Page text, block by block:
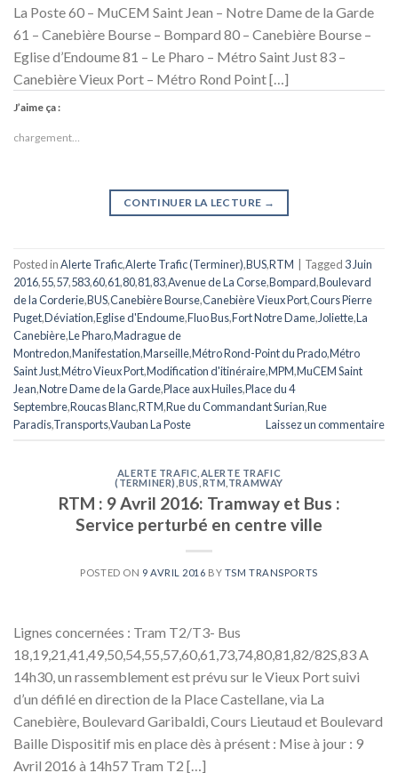
La Poste 60 – MuCEM Saint Jean – Notre Dame de la Garde
61 – Canebière Bourse – Bompard 80 – Canebière Bourse –
Eglise d’Endoume 81 – Le Pharo – Métro Saint Just 83 –
Canebière Vieux Port – Métro Rond Point […]
J’aime ça :
chargement…
CONTINUER LA LECTURE →
Posted inAlerte Trafic,Alerte Trafic (Terminer),BUS,RTM Tagged 3 Juin
2016,55,57,583,60,61,80,81,83,Avenue de La Corse,Bompard,Boulevard
de la Corderie,BUS,Canebière Bourse,Canebière Vieux Port,Cours Pierre
Puget,Déviation,Eglise d'Endoume,Fluo Bus,Fort Notre Dame,Joliette,La
Canebière,Le Pharo,Madrague de
Montredon,Manifestation,Marseille,Métro Rond-Point du Prado,Métro
Saint Just,Métro Vieux Port,Modification d'itinéraire,MPM,MuCEM Saint
Jean,Notre Dame de la Garde,Place aux Huiles,Place du 4
Septembre,Roucas Blanc,RTM,Rue du Commandant Surian,Rue
Paradis,Transports,Vauban La Poste Laissez un commentaire
ALERTE TRAFIC ALERTE TRAFIC
(TERMINER) ,BUS RTM TRAMWAY
RTM : 9 Avril 2016: Tramway et Bus :
Service perturbé en centre ville
POSTED ON 9 AVRIL 2016 BY TSM TRANSPORTS
Lignes concernées : Tram T2/T3- Bus
18,19,21,41,49,50,54,55,57,60,61,73,74,80,81,82/82S,83 A
14h30, un rassemblement est prévu sur le Vieux Port suivi
d’un défilé en direction de la Place Castellane, via La
Canebière, Boulevard Garibaldi, Cours Lieutaud et Boulevard
Baille Dispositif mis en place dès à présent : Mise à jour : 9
Avril 2016 à 14h57 Tram T2 […]